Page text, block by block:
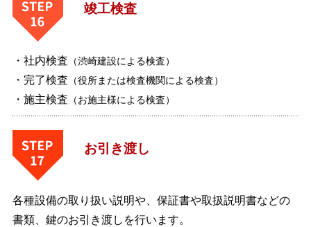
竣工検査
・社内検査 （渋崎建設による検査）
・完了検査 （役所または検査機関による検査）
・施主検査 （お施主様による検査）
お引き渡し
各種設備の取り扱い説明や、保証書や取扱説明書などの
書類、鍵のお引き渡しを行います。